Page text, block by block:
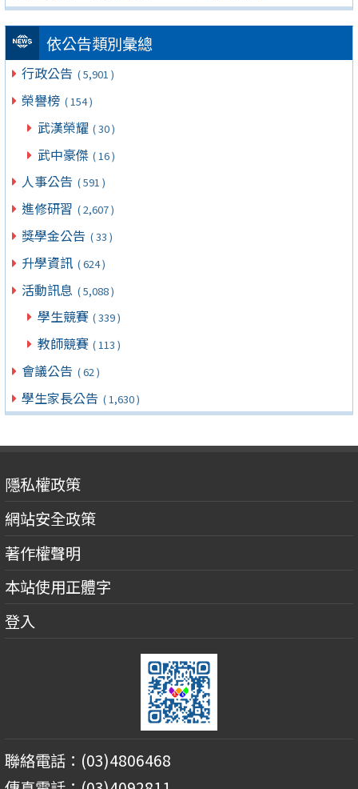
依公告類別彙總
行政公告 ( 5,901 )
榮譽榜 ( 154 )
武漢榮耀 ( 30 )
武中豪傑 ( 16 )
人事公告 ( 591 )
進修研習 ( 2,607 )
獎學金公告 ( 33 )
升學資訊 ( 624 )
活動訊息 ( 5,088 )
學生競賽 ( 339 )
教師競賽 ( 113 )
會議公告 ( 62 )
學生家長公告 ( 1,630 )
隱私權政策
網站安全政策
著作權聲明
本站使用正體字
登入
聯絡電話：(03)4806468